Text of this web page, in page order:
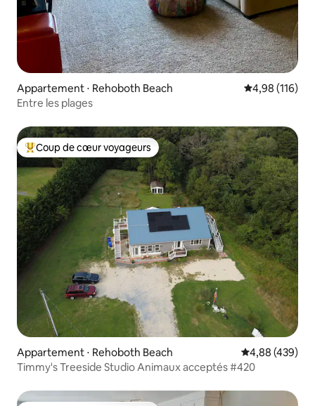
Appartement ⋅ Rehoboth Beach Évaluation
4,98 (116)
Entre les plages
Coups de cœur voyageurs les plus appréciés
Coup de cœur voyageurs
Appartement ⋅ Rehoboth Beach Évaluation
4,88 (439)
Timmy's Treeside Studio Animaux acceptés #420